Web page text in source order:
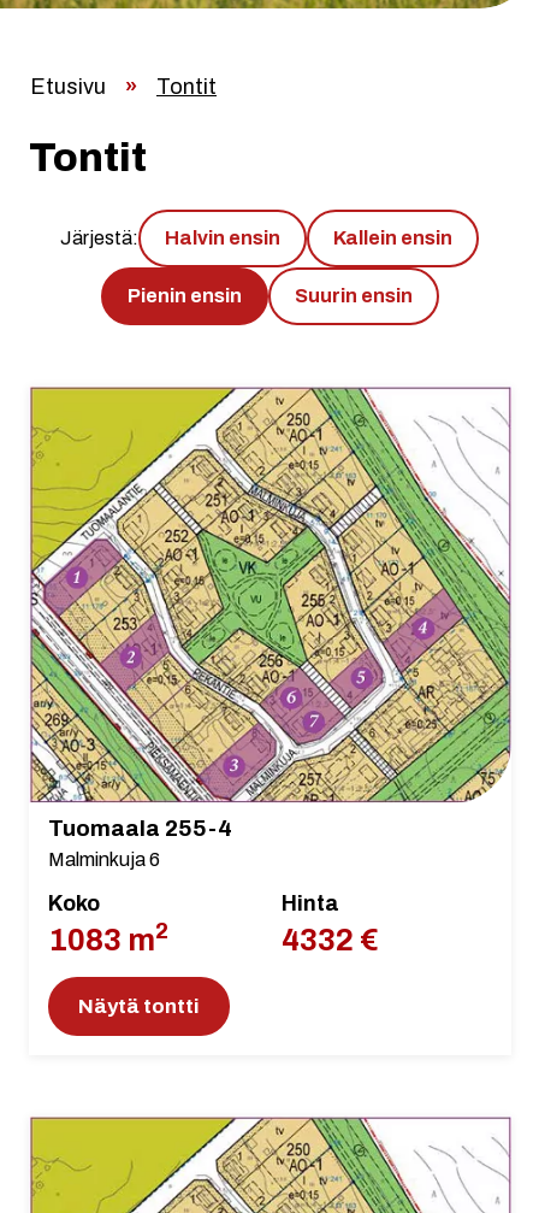
Etusivu » Tontit
Tontit
Järjestä: Halvin ensin Kallein ensin
Pienin ensin Suurin ensin
Tuomaala 255-4
Malminkuja 6
Koko
1083 m2
Hinta
4332 €
Näytä tontti